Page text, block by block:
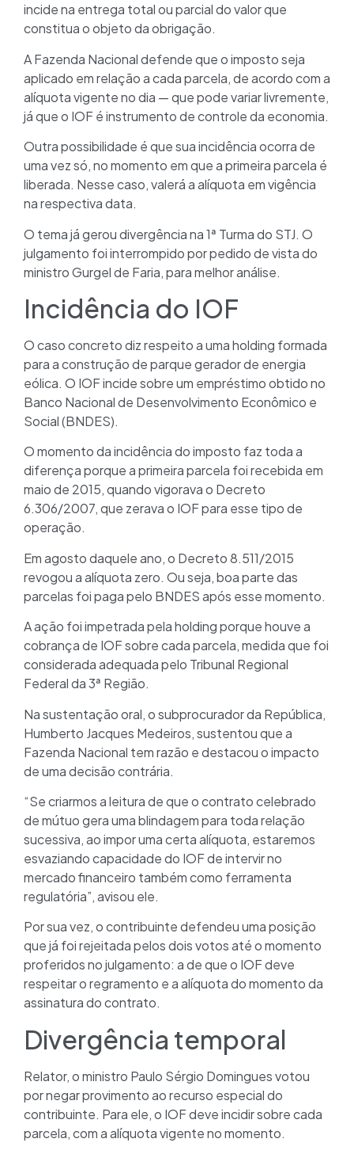
incide na entrega total ou parcial do valor que
constitua o objeto da obrigação.
A Fazenda Nacional defende que o imposto seja
aplicado em relação a cada parcela, de acordo com a
alíquota vigente no dia — que pode variar livremente,
já que o IOF é instrumento de controle da economia.
Outra possibilidade é que sua incidência ocorra de
uma vez só, no momento em que a primeira parcela é
liberada. Nesse caso, valerá a alíquota em vigência
na respectiva data.
O tema já gerou divergência na 1ª Turma do STJ. O
julgamento foi interrompido por pedido de vista do
ministro Gurgel de Faria, para melhor análise.
Incidência do IOF
O caso concreto diz respeito a uma holding formada
para a construção de parque gerador de energia
eólica. O IOF incide sobre um empréstimo obtido no
Banco Nacional de Desenvolvimento Econômico e
Social (BNDES).
O momento da incidência do imposto faz toda a
diferença porque a primeira parcela foi recebida em
maio de 2015, quando vigorava o Decreto
6.306/2007, que zerava o IOF para esse tipo de
operação.
Em agosto daquele ano, o Decreto 8.511/2015
revogou a alíquota zero. Ou seja, boa parte das
parcelas foi paga pelo BNDES após esse momento.
A ação foi impetrada pela holding porque houve a
cobrança de IOF sobre cada parcela, medida que foi
considerada adequada pelo Tribunal Regional
Federal da 3ª Região.
Na sustentação oral, o subprocurador da República,
Humberto Jacques Medeiros, sustentou que a
Fazenda Nacional tem razão e destacou o impacto
de uma decisão contrária.
“Se criarmos a leitura de que o contrato celebrado
de mútuo gera uma blindagem para toda relação
sucessiva, ao impor uma certa alíquota, estaremos
esvaziando capacidade do IOF de intervir no
mercado financeiro também como ferramenta
regulatória”, avisou ele.
Por sua vez, o contribuinte defendeu uma posição
que já foi rejeitada pelos dois votos até o momento
proferidos no julgamento: a de que o IOF deve
respeitar o regramento e a alíquota do momento da
assinatura do contrato.
Divergência temporal
Relator, o ministro Paulo Sérgio Domingues votou
por negar provimento ao recurso especial do
contribuinte. Para ele, o IOF deve incidir sobre cada
parcela, com a alíquota vigente no momento.